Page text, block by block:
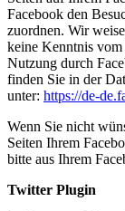
Facebook den
zuordnen. Wir
keine Kenntnis
Nutzung durch
finden Sie in der
unter: https://de-
Wenn Sie nicht
Seiten Ihrem
bitte aus Ihrem
Twitter Plugin